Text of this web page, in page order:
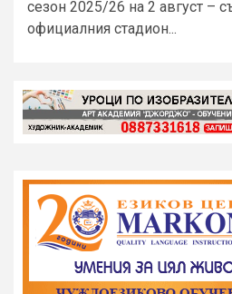
сезон 2025/26 на 2 август –
официалния стадион...